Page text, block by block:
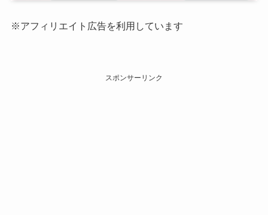
※アフィリエイト広告を利用しています
スポンサーリンク